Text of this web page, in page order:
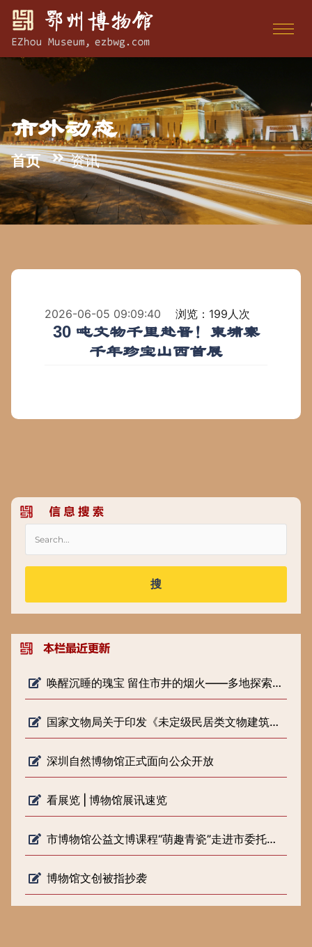
市外动态
首页 资讯
2026-06-05 09:09:40 浏览：199人次
30 吨文物千里赴晋！柬埔寨
千年珍宝山西首展
搜
唤醒沉睡的瑰宝 留住市井的烟火——多地探索低级别文物保护新路径
国家文物局关于印发《未定级民居类文物建筑修缮审批工作指引（试行）》的通知
深圳自然博物馆正式面向公众开放
看展览 | 博物馆展讯速览
市博物馆公益文博课程“萌趣青瓷”走进市委托管课堂
博物馆文创被指抄袭